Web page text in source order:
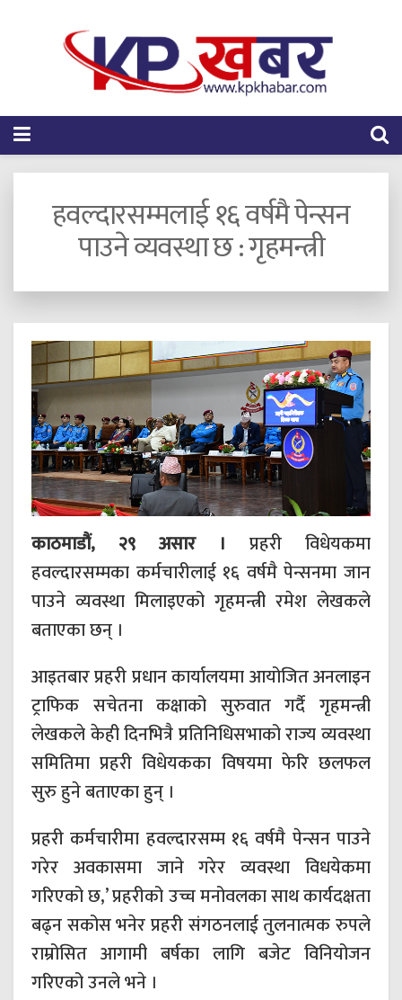
हवल्दारसम्मलाई १६ वर्षमै पेन्सन
पाउने व्यवस्था छ : गृहमन्त्री
काठमाडौं, २९ असार । प्रहरी विधेयकमा
हवल्दारसम्मका कर्मचारीलाई १६ वर्षमै पेन्सनमा जान
पाउने व्यवस्था मिलाइएको गृहमन्त्री रमेश लेखकले
बताएका छन् ।
आइतबार प्रहरी प्रधान कार्यालयमा आयोजित अनलाइन
ट्राफिक सचेतना कक्षाको सुरुवात गर्दै गृहमन्त्री
लेखकले केही दिनभित्रै प्रतिनिधिसभाको राज्य व्यवस्था
समितिमा प्रहरी विधेयकका विषयमा फेरि छलफल
सुरु हुने बताएका हुन् ।
प्रहरी कर्मचारीमा हवल्दारसम्म १६ वर्षमै पेन्सन पाउने
गरेर अवकासमा जाने गरेर व्यवस्था विधयेकमा
गरिएको छ,’ प्रहरीको उच्च मनोवलका साथ कार्यदक्षता
बढ्न सकोस भनेर प्रहरी संगठनलाई तुलनात्मक रुपले
राम्रोसित आगामी बर्षका लागि बजेट विनियोजन
गरिएको उनले भने ।